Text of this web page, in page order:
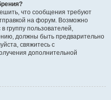
что сообщения требуют
на форум. Возможно
группу пользователей,
должны быть предварительно
свяжитесь с
дополнительной